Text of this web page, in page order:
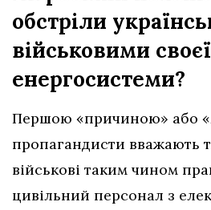
обстріли
військовими
енергосистеми?
Першою «причиною» або
пропагандисти вважають
військові таким чином
цивільний персонал з